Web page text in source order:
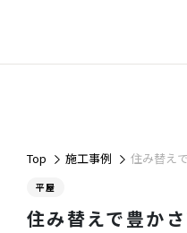
Top 施工事例 住み替え
平屋
住み替えで豊か